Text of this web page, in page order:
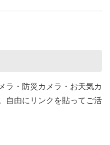
ラ・防災カメラ・お天気カ
自由にリンクを貼ってご活